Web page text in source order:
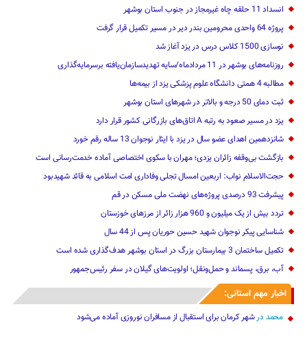
انسداد 11 حلقه چاه غیرمجاز در جنوب استان بوشهر
پروژه 64 واحدی محرومین بندر دیر در مسیر تکمیل قرار گرفت
نوسازی 1500 کلاس درس در یزد آغاز شد
روزنامه‌های بوشهر در 11 مردادماه/سایه تهدیدسازمان‌یافته برسرمایه‌گذاری
مطالبه 4 همتی دانشگاه علوم پزشکی یزد از بیمه‌ها
ثبت دمای 50 درجه و بالاتر در شهرهای استان بوشهر
یزد در مسیر صعود به رتبه A اتاق‌های بازرگانی کشور قرار دارد
شانزدهمین اهدای عضو سال در یزد با ایثار نوجوان 13 ساله رقم خورد
بازگشت بی‌وقفه زائران یزدی؛ مهران با سکوی اختصاصی آماده خدمت‌رسانی است
حجت‌الاسلام نواب: اربعین امسال تجلی وفاداری امت اسلامی به قائد شهیدبود
پیشرفت 93 درصدی پروژه‌های نهضت ملی مسکن در قم
تردد بیش از یک میلیون و 960 هزار زائر از مرزهای خوزستان
شناسایی پیکر نوجوان شهید حسین حوریان پس از 44 سال
تکمیل ساختمان 3 بیمارستان بزرگ در استان بوشهر هدف‌گذاری شده است
آب، برق، پسماند و حمل‌ونقل؛ اولویت‌های گیلان در سفر رئیس‌جمهور
اخبار مهم استانی:
محمد درشهر کرمان برای استقبال از مسافران نوروزی آماده می‌شود